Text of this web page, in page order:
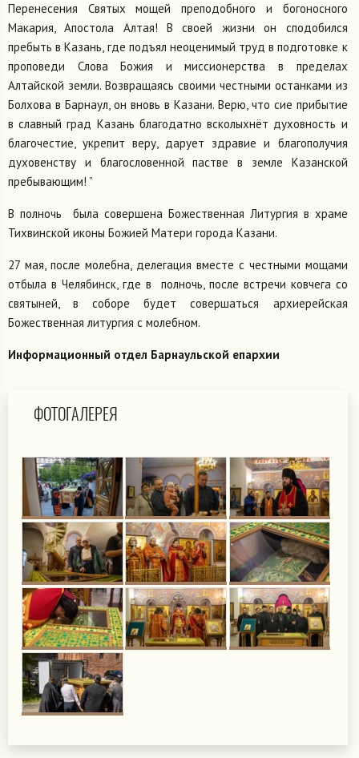
Перенесения Святых мощей преподобного и богоносного
Макария, Апостола Алтая! В своей жизни он сподобился
пребыть в Казань, где подъял неоценимый труд в подготовке к
проповеди Слова Божия и миссионерства в пределах
Алтайской земли. Возвращаясь своими честными останками из
Болхова в Барнаул, он вновь в Казани. Верю, что сие прибытие
в славный град Казань благодатно всколыхнёт духовность и
благочестие, укрепит веру, дарует здравие и благополучия
духовенству и благословенной пастве в земле Казанской
пребывающим! ”
В полночь была совершена Божественная Литургия в храме
Тихвинской иконы Божией Матери города Казани.
27 мая, после молебна, делегация вместе с честными мощами
отбыла в Челябинск, где в полночь, после встречи ковчега со
святыней, в соборе будет совершаться архиерейская
Божественная литургия с молебном.
Информационный отдел Барнаульской епархии
ФОТОГАЛЕРЕЯ